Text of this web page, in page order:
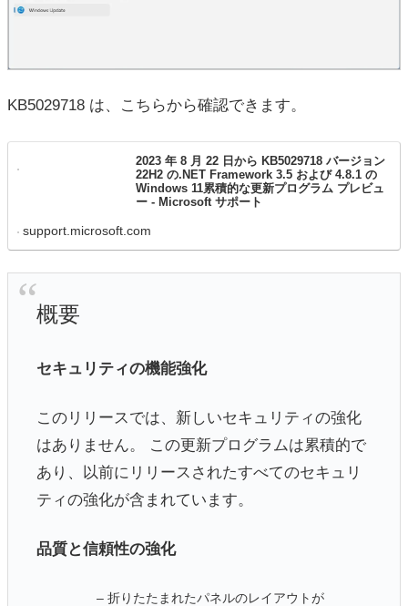
KB5029718 は、こちらから確認できます。
2023 年 8 月 22 日から KB5029718 バージョン
22H2 の.NET Framework 3.5 および 4.8.1 の
Windows 11累積的な更新プログラム プレビュ
ー - Microsoft サポート
support.microsoft.com
概要
セキュリティの機能強化
このリリースでは、新しいセキュリティの強化
はありません。 この更新プログラムは累積的で
あり、以前にリリースされたすべてのセキュリ
ティの強化が含まれています。
品質と信頼性の強化
– 折りたたまれたパネルのレイアウトが